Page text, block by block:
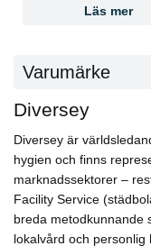
Läs mer
Varumärke
Diversey
Diversey är
hygien och finns
marknadssektorer –
Facility Service
breda metodkunnande
lokalvård och